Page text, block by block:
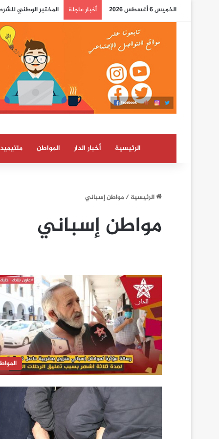
الخميس 6 أغسطس 2026 أخبار عاجلة كلما اشتد صعود
الرئيسية أخبار الدار المواطن
الرئيسية/مواطن إسباني
مواطن إسباني